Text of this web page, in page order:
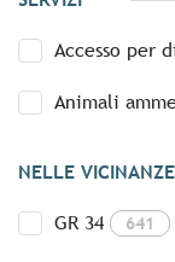
Accesso per
Animali
NELLE VICINANZE
GR 34 641